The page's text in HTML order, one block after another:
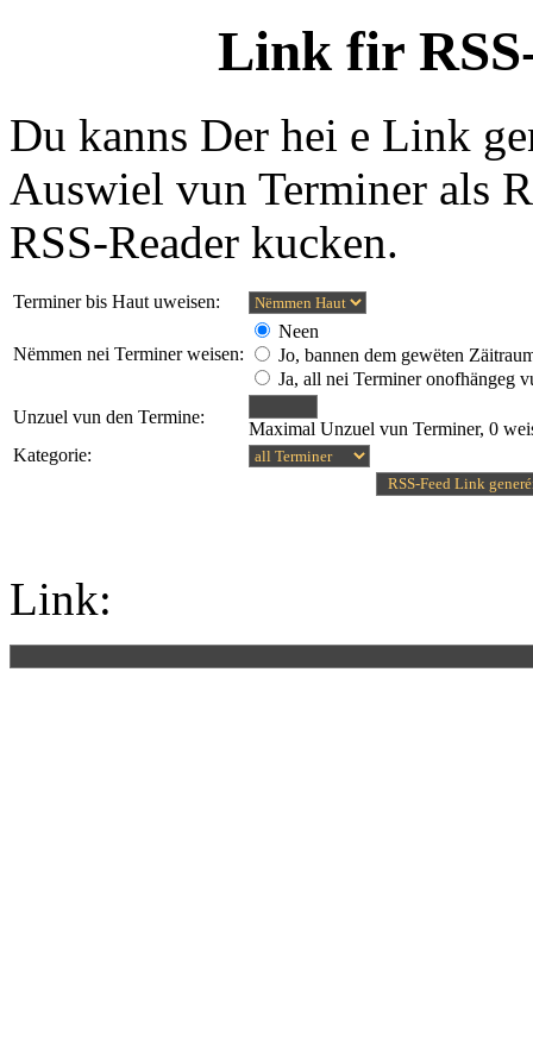
Link fir
Du kanns Der hei e Link
Auswiel vun Terminer als
RSS-Reader kucken.
Terminer bis Haut uweisen:
Nëmmen nei Terminer weisen:
Neen
Jo, bannen dem gewëten
Ja, all nei Terminer onofhängeg
Unzuel vun den Termine:
Maximal Unzuel vun Terminer, 0
Kategorie:
Link: